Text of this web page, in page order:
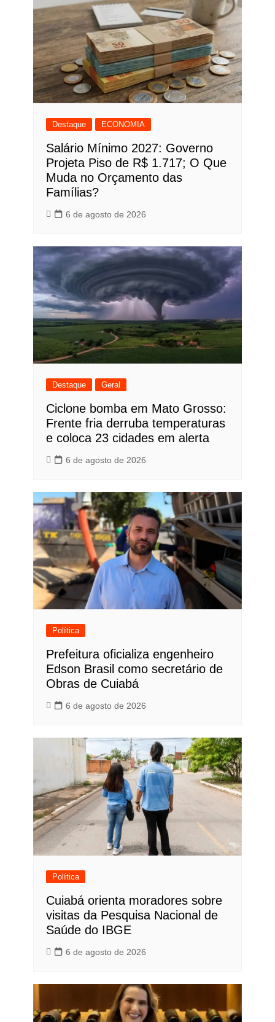
Destaque ECONOMIA
Salário Mínimo 2027: Governo
Projeta Piso de R$ 1.717; O Que
Muda no Orçamento das
Famílias?
6 de agosto de 2026
Destaque Geral
Ciclone bomba em Mato Grosso:
Frente fria derruba temperaturas
e coloca 23 cidades em alerta
6 de agosto de 2026
Política
Prefeitura oficializa engenheiro
Edson Brasil como secretário de
Obras de Cuiabá
6 de agosto de 2026
Política
Cuiabá orienta moradores sobre
visitas da Pesquisa Nacional de
Saúde do IBGE
6 de agosto de 2026